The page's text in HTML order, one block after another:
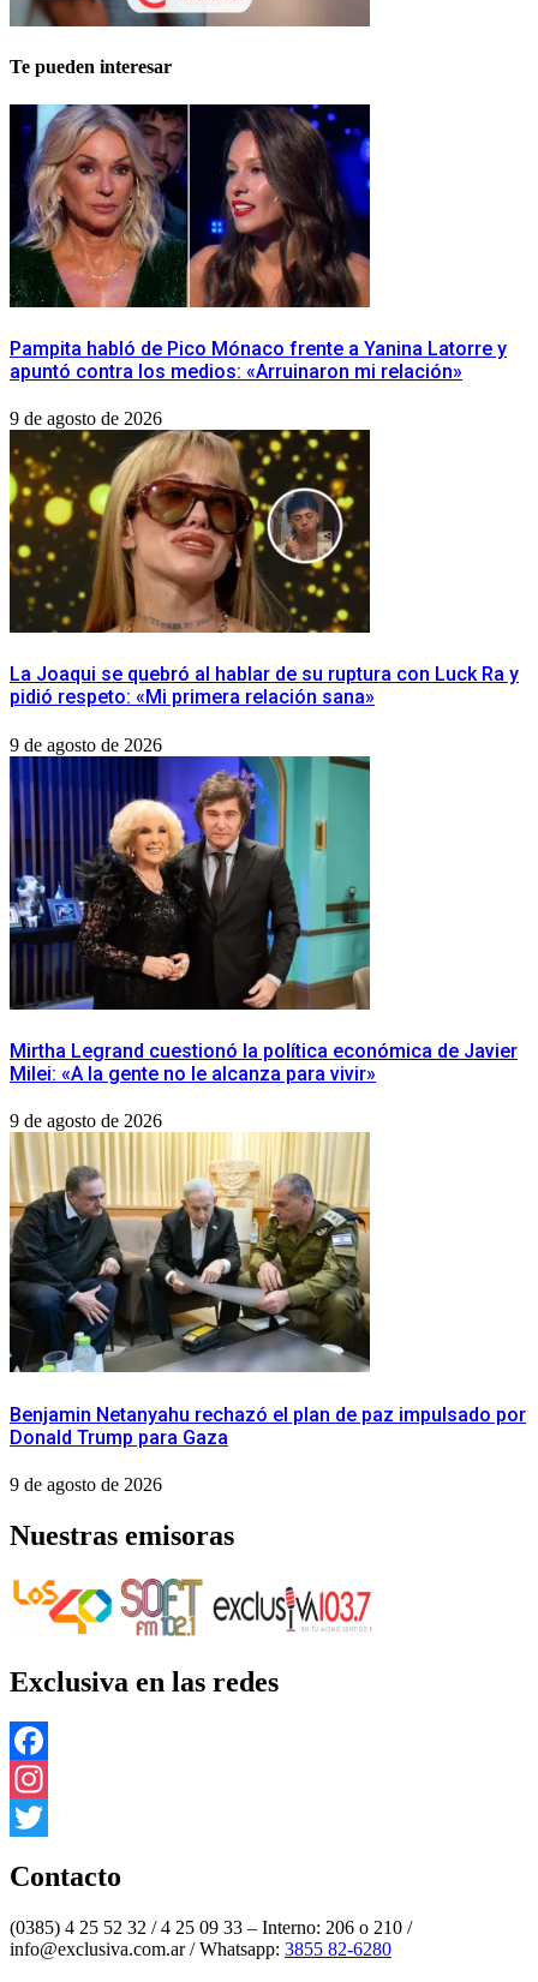
Te pueden interesar
Pampita habló de Pico Mónaco frente a Yanina Latorre y
apuntó contra los medios: «Arruinaron mi relación»
9 de agosto de 2026
La Joaqui se quebró al hablar de su ruptura con Luck Ra y
pidió respeto: «Mi primera relación sana»
9 de agosto de 2026
Mirtha Legrand cuestionó la política económica de Javier
Milei: «A la gente no le alcanza para vivir»
9 de agosto de 2026
Benjamin Netanyahu rechazó el plan de paz impulsado por
Donald Trump para Gaza
9 de agosto de 2026
Nuestras emisoras
Exclusiva en las redes
Facebook
Instagram
Contacto
(0385) 4 25 52 32 / 4 25 09 33 – Interno: 206 o 210 /
info@exclusiva.com.ar / Whatsapp: 3855 82-6280